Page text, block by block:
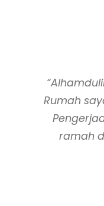
Rumah
ramah